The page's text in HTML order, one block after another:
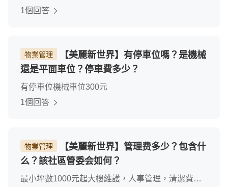
1個回答
物業管理
【美麗新世界】有停車位嗎？是機械
還是平面車位？停車費多少？
有停車位機械車位300元
1個回答
物業管理
【美麗新世界】管理费多少？包含什
么？該社區管委会如何？
最小坪數1000元起大樓維護，人事管理，清潔費用